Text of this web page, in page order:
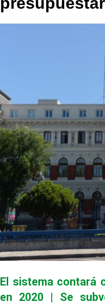
El sistema contará
en 2020 | Se